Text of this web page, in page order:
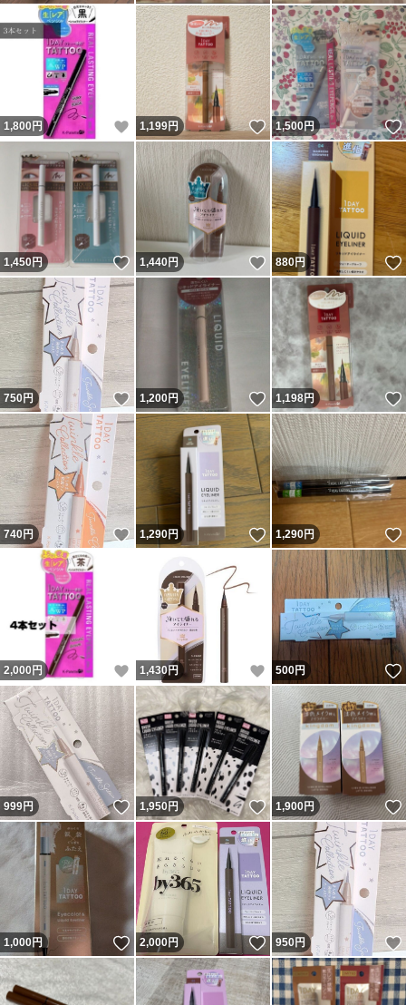
1,800 円 いいね！
1,199円 いいね！
1,500円
1,450円 いいね！
1,440円 いいね！
880円
750円 いいね！
1,200円 いいね！
1,198円
740円 いいね！
1,290円 いいね！
1,290円
2,000 円 いいね！
1,430円 いいね！
500円
999円 いいね！
1,950円 いいね！
1,900円
1,000円 いいね！
2,000円 いいね！
950円